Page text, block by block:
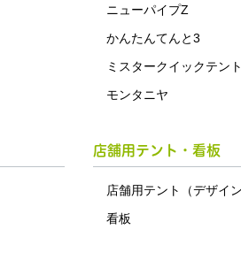
ニューパイプZ
かんたんてんと3
ミスタークイックテント
モンタニヤ
店舗用テント・看板
店舗用テント（デザイ
看板